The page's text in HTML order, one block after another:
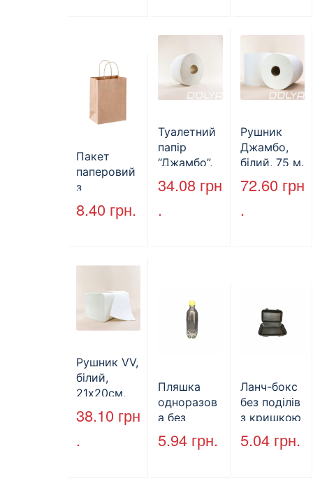
Пакет
паперовий
з
крученими
ручками,
мм*140 мм.
8.40 грн.
Туалетний
папір
“Джамбо”,
130м.
34.08 грн
.
Рушник
Джамбо,
білий, 75 м.
72.60 грн
.
Рушник VV,
білий,
21х20см,
160л.
38.10 грн
.
Пляшка
одноразов
а без
кришки,
ПЕТ, V=500
5.94 грн.
Ланч-бокс
без поділів
з кришкою
HP-10, 240
мм * 155
5.04 грн.